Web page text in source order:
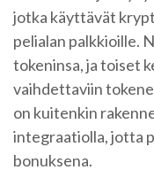
jotka käyttävät
pelialan palkkioille.
tokeninsa, ja toiset
vaihdettaviin
on kuitenkin
integraatiolla, jotta
bonuksena.